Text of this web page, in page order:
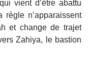
vient d’être abattu
n’apparaissent
et change de trajet
Zahiya, le bastion